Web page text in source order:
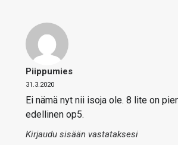
Piippumies
31.3.2020
Ei nämä nyt nii isoja ole. 8 lite on
edellinen op5.
Kirjaudu sisään vastataksesi